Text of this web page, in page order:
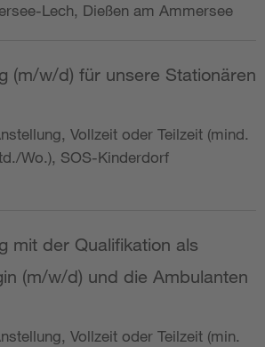
Lech, Dießen am Ammersee
(m/w/d) für unsere Stationären
Vollzeit oder Teilzeit (mind.
Wo.), SOS-Kinderdorf
mit der Qualifikation als
(m/w/d) und die Ambulanten
Vollzeit oder Teilzeit (min.